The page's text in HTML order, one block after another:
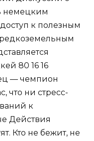
немецким
к полезным
80 16 16
— чемпион
что ни стресс-
к
Действия
Кто не бежит, не